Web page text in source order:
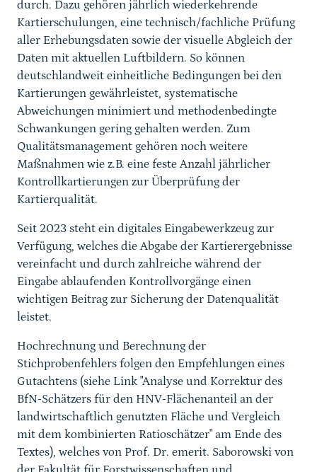
durch. Dazu gehören jährlich wiederkehrende
Kartierschulungen, eine technisch/fachliche Prüfung
aller Erhebungsdaten sowie der visuelle Abgleich der
Daten mit aktuellen Luftbildern. So können
deutschlandweit einheitliche Bedingungen bei den
Kartierungen gewährleistet, systematische
Abweichungen minimiert und methodenbedingte
Schwankungen gering gehalten werden. Zum
Qualitätsmanagement gehören noch weitere
Maßnahmen wie z.B. eine feste Anzahl jährlicher
Kontrollkartierungen zur Überprüfung der
Kartierqualität.
Seit 2023 steht ein digitales Eingabewerkzeug zur
Verfügung, welches die Abgabe der Kartierergebnisse
vereinfacht und durch zahlreiche während der
Eingabe ablaufenden Kontrollvorgänge einen
wichtigen Beitrag zur Sicherung der Datenqualität
leistet.
Hochrechnung und Berechnung der
Stichprobenfehlers folgen den Empfehlungen eines
Gutachtens (siehe Link "Analyse und Korrektur des
BfN-Schätzers für den HNV-Flächenanteil an der
landwirtschaftlich genutzten Fläche und Vergleich
mit dem kombinierten Ratioschätzer" am Ende des
Textes), welches von Prof. Dr. emerit. Saborowski von